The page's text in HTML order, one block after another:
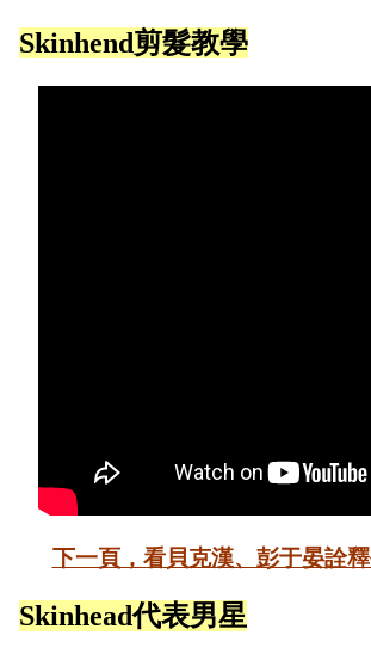
Skinhend剪髮教學
下一頁，看貝克漢、彭于晏詮釋
Skinhead代表男星